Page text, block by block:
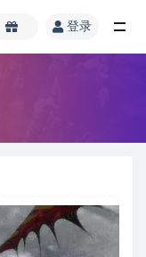
登录